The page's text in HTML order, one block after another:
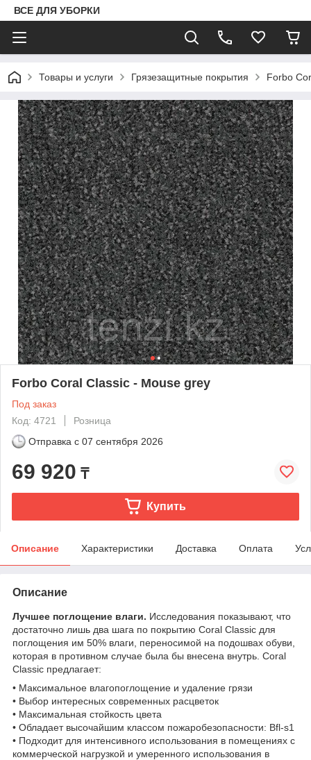
ВСЕ ДЛЯ УБОРКИ
Товары и услуги Грязезащитные покрытия Forbo
Forbo Coral Classic - Mouse grey
Под заказ
Код: 4721
Розница
Отправка с 07 сентября 2026
69 920 ₸
Купить
Описание Характеристики Доставка Оплата
Описание
Лучшее поглощение влаги. Исследования показывают, что
достаточно лишь два шага по покрытию Coral Classic для
поглощения им 50% влаги, переносимой на подошвах обуви,
которая в противном случае была бы внесена внутрь. Coral
Classic предлагает:
• Максимальное влагопоглощение и удаление грязи
• Выбор интересных современных расцветок
• Максимальная стойкость цвета
• Обладает высочайшим классом пожаробезопасности: Bfl-s1
• Подходит для интенсивного использования в помещениях с
коммерческой нагрузкой и умеренного использования в